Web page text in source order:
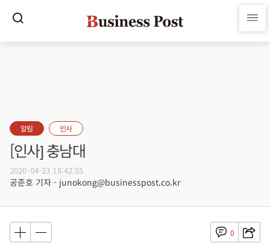
알림 인사
[인사] 충남대
2020-04-23 18:42:55
공준호 기자 - junokong@businesspost.co.kr
0